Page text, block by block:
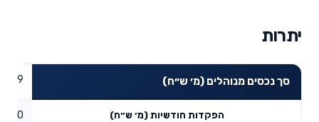
יתרות
סך נכסים מנוהלים (מ׳ ש״ח)
הפקדות חודשיות (מ׳ ש״ח) 0